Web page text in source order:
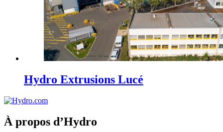
Hydro Extrusions Lucé
À propos d’Hydro